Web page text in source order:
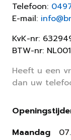
Telefoon:
E-mail:
KvK-nr:
BTW-nr:
Heeft u een
dan uw
Maandag